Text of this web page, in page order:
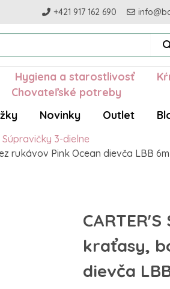
+421 917 162 690
Hygiena a starostlivosť
Chovateľské potreby
Novinky Outlet
Súpravičky 3-dielne
rukávov Pink Ocean dievča LBB 6m
kraťasy,
dievča